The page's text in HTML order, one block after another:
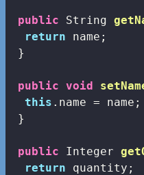
public String
return name;
}
public void
this .name = name;
}
public Integer
return quantity;